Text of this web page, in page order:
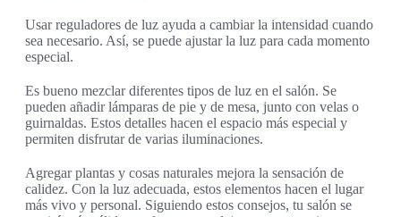
Usar reguladores de luz ayuda a cambiar la intensidad cuando
sea necesario. Así, se puede ajustar la luz para cada momento
especial.
Es bueno mezclar diferentes tipos de luz en el salón. Se
pueden añadir lámparas de pie y de mesa, junto con velas o
guirnaldas. Estos detalles hacen el espacio más especial y
permiten disfrutar de varias iluminaciones.
Agregar plantas y cosas naturales mejora la sensación de
calidez. Con la luz adecuada, estos elementos hacen el lugar
más vivo y personal. Siguiendo estos consejos, tu salón se